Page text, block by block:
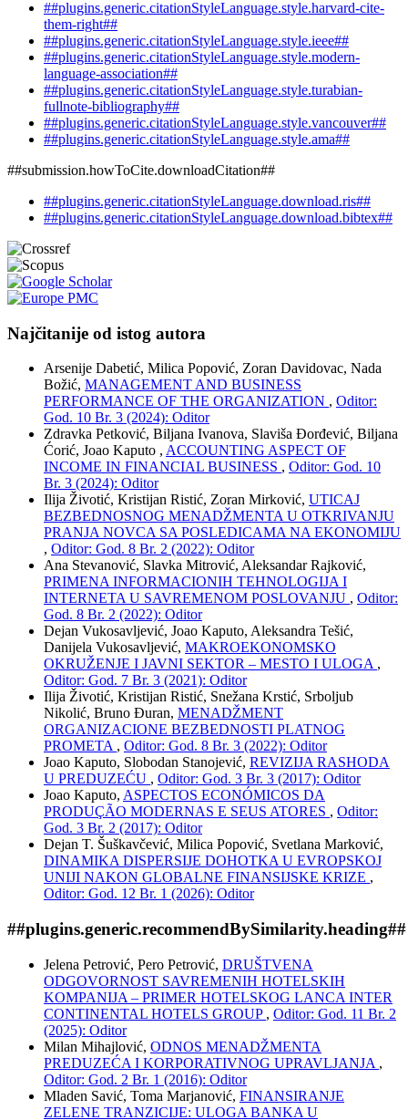
##plugins.generic.citationStyleLanguage.style.harvard-cite-
them-right##
##plugins.generic.citationStyleLanguage.style.ieee##
##plugins.generic.citationStyleLanguage.style.modern-
language-association##
##plugins.generic.citationStyleLanguage.style.turabian-
fullnote-bibliography##
##plugins.generic.citationStyleLanguage.style.vancouver##
##plugins.generic.citationStyleLanguage.style.ama##
##submission.howToCite.downloadCitation##
##plugins.generic.citationStyleLanguage.download.ris##
##plugins.generic.citationStyleLanguage.download.bibtex##
Najčitanije od istog autora
Arsenije Dabetić, Milica Popović, Zoran Davidovac, Nada
Božić, MANAGEMENT AND BUSINESS
PERFORMANCE OF THE ORGANIZATION , Oditor:
God. 10 Br. 3 (2024): Oditor
Zdravka Petković, Biljana Ivanova, Slaviša Đorđević, Biljana
Ćorić, Joao Kaputo , ACCOUNTING ASPECT OF
INCOME IN FINANCIAL BUSINESS , Oditor: God. 10
Br. 3 (2024): Oditor
Ilija Životić, Kristijan Ristić, Zoran Mirković, UTICAJ
BEZBEDNOSNOG MENADŽMENTA U OTKRIVANJU
PRANJA NOVCA SA POSLEDICAMA NA EKONOMIJU
, Oditor: God. 8 Br. 2 (2022): Oditor
Ana Stevanović, Slavka Mitrović, Aleksandar Rajković,
PRIMENA INFORMACIONIH TEHNOLOGIJA I
INTERNETA U SAVREMENOM POSLOVANJU , Oditor:
God. 8 Br. 2 (2022): Oditor
Dejan Vukosavljević, Joao Kaputo, Aleksandra Tešić,
Danijela Vukosavljević, MAKROEKONOMSKO
OKRUŽENJE I JAVNI SEKTOR – MESTO I ULOGA ,
Oditor: God. 7 Br. 3 (2021): Oditor
Ilija Životić, Kristijan Ristić, Snežana Krstić, Srboljub
Nikolić, Bruno Đuran, MENADŽMENT
ORGANIZACIONE BEZBEDNOSTI PLATNOG
PROMETA , Oditor: God. 8 Br. 3 (2022): Oditor
Joao Kaputo, Slobodan Stanojević, REVIZIJA RASHODA
U PREDUZEĆU , Oditor: God. 3 Br. 3 (2017): Oditor
Joao Kaputo, ASPECTOS ECONÓMICOS DA
PRODUÇÃO MODERNAS E SEUS ATORES , Oditor:
God. 3 Br. 2 (2017): Oditor
Dejan T. Šuškavčević, Milica Popović, Svetlana Marković,
DINAMIKA DISPERSIJE DOHOTKA U EVROPSKOJ
UNIJI NAKON GLOBALNE FINANSIJSKE KRIZE ,
Oditor: God. 12 Br. 1 (2026): Oditor
##plugins.generic.recommendBySimilarity.heading##
Jelena Petrović, Pero Petrović, DRUŠTVENA
ODGOVORNOST SAVREMENIH HOTELSKIH
KOMPANIJA – PRIMER HOTELSKOG LANCA INTER
CONTINENTAL HOTELS GROUP , Oditor: God. 11 Br. 2
(2025): Oditor
Milan Mihajlović, ODNOS MENADŽMENTA
PREDUZEĆA I KORPORATIVNOG UPRAVLJANJA ,
Oditor: God. 2 Br. 1 (2016): Oditor
Mladen Savić, Toma Marjanović, FINANSIRANJE
ZELENE TRANZICIJE: ULOGA BANKA U